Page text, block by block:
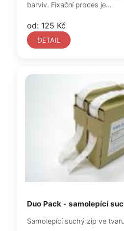
barviv. Fixační proces je...
od: 125 Kč
DETAIL
Duo Pack - samolepící
Samolepící suchý zip ve